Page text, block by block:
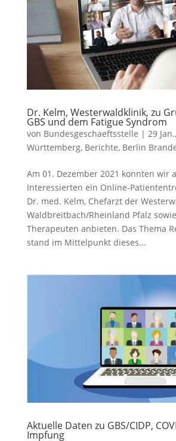
Dr. Kelm, Westerwaldklinik, zu
GBS und dem Fatigue Syndrom
von Bundesgeschaeftsstelle | 29
Württemberg, Berichte, Berlin
Am 01. Dezember 2021 konnten wir
Interessierten ein Online-
Dr. med. Kelm, Chefarzt der
Waldbreitbach/Rheinland Pfalz
Therapeuten anbieten. Das Thema
stand im Mittelpunkt dieses...
Aktuelle Daten zu GBS/CIDP,
Impfung